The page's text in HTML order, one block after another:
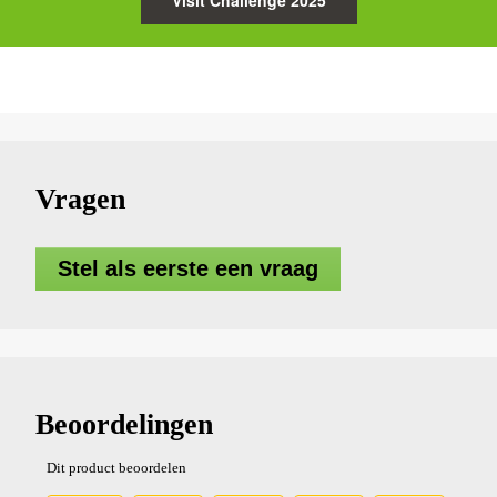
Vragen
Stel als eerste een vraag